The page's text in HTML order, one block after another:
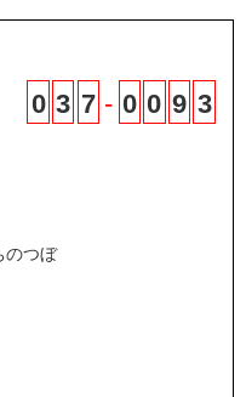
0 3 7 - 0 0 9 3
のつぼ